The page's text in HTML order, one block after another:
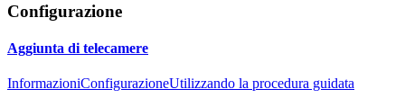
Configurazione
Aggiunta di telecamere
InformazioniConfigurazioneUtilizzando la procedura guidata